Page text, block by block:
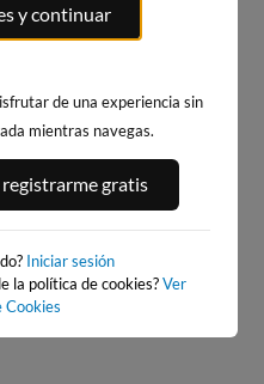
PLAYA DE SITGES
0.0 m CHOPI
y continuar
de una experiencia sin
mientras navegas.
registrarme gratis
Iniciar sesión
la política de cookies?Ver
Cookies